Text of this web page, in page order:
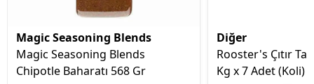
Magic Seasoning Blends
Magic Seasoning Blends
Chipotle Baharatı 568 Gr
Diğer
Rooster's Çıtır
Kg x 7 Adet (Koli)